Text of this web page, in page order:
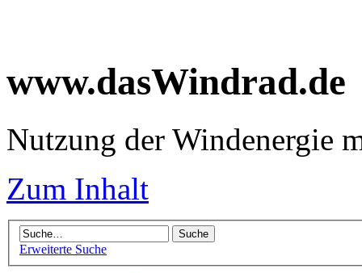
www.dasWindrad.de
Nutzung der Windenergie
Zum Inhalt
Erweiterte Suche